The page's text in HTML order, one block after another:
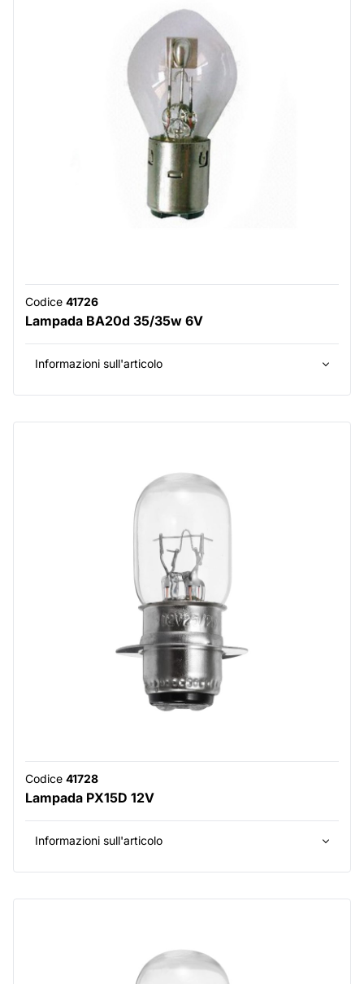
Codice 41726
Lampada BA20d 35/35w 6V
Informazioni sull'articolo
Codice 41728
Lampada PX15D 12V
Informazioni sull'articolo